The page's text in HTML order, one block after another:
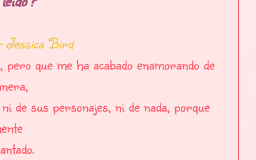
Jessica Bird
que me ha acabado enamorando de
de sus personajes, ni de nada, porque